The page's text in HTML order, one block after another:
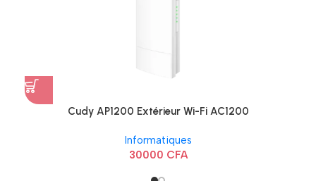
Cudy AP1200 Extérieur Wi-Fi AC1200
Informatiques
30000 CFA